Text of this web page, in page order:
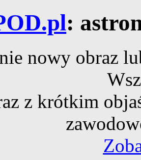
:
nowy obraz
z krótkim